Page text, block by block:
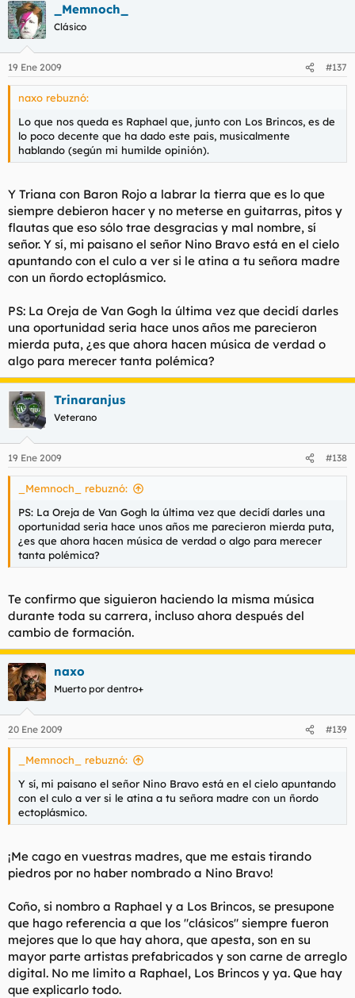
_Memnoch_
Clásico
19 Ene 2009 #137
naxo rebuznó:
Lo que nos queda es Raphael que, junto con Los Brincos, es de
lo poco decente que ha dado este pais, musicalmente
hablando (según mi humilde opinión).
Y Triana con Baron Rojo a labrar la tierra que es lo que
siempre debieron hacer y no meterse en guitarras, pitos y
flautas que eso sólo trae desgracias y mal nombre, sí
señor. Y sí, mi paisano el señor Nino Bravo está en el cielo
apuntando con el culo a ver si le atina a tu señora madre
con un ñordo ectoplásmico.
PS: La Oreja de Van Gogh la última vez que decidí darles
una oportunidad seria hace unos años me parecieron
mierda puta, ¿es que ahora hacen música de verdad o
algo para merecer tanta polémica?
Trinaranjus
Veterano
19 Ene 2009 #138
_Memnoch_ rebuznó:
PS: La Oreja de Van Gogh la última vez que decidí darles una
oportunidad seria hace unos años me parecieron mierda puta,
¿es que ahora hacen música de verdad o algo para merecer
tanta polémica?
Te confirmo que siguieron haciendo la misma música
durante toda su carrera, incluso ahora después del
cambio de formación.
naxo
Muerto por dentro+
20 Ene 2009 #139
_Memnoch_ rebuznó:
Y sí, mi paisano el señor Nino Bravo está en el cielo apuntando
con el culo a ver si le atina a tu señora madre con un ñordo
ectoplásmico.
¡Me cago en vuestras madres, que me estais tirando
piedros por no haber nombrado a Nino Bravo!
Coño, si nombro a Raphael y a Los Brincos, se presupone
que hago referencia a que los "clásicos" siempre fueron
mejores que lo que hay ahora, que apesta, son en su
mayor parte artistas prefabricados y son carne de arreglo
digital. No me limito a Raphael, Los Brincos y ya. Que hay
que explicarlo todo.